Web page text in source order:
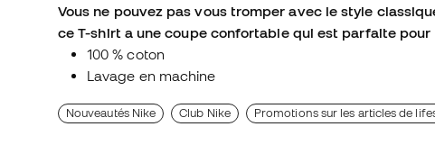
Vous ne pouvez pas vous tromper avec le style
ce T-shirt a une coupe confortable qui est parfaite
100 % coton
Lavage en machine
Nouveautés Nike Club Nike Promotions sur les articles de